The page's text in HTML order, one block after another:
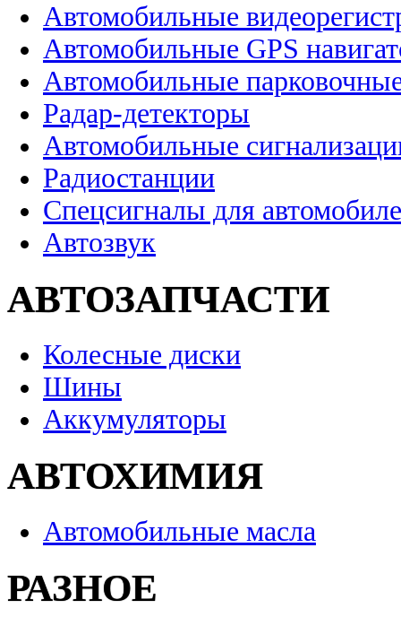
Автомобильные
Автомобильные GPS
Автомобильные
Радар-детекторы
Автомобильные
Радиостанции
Спецсигналы для
Автозвук
АВТОЗАПЧАСТИ
Колесные диски
Шины
Аккумуляторы
АВТОХИМИЯ
Автомобильные масла
РАЗНОЕ